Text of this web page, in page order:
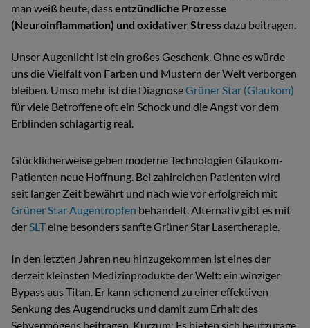
man weiß heute, dassentzündliche Prozesse
(Neuroinflammation) und oxidativer Stressdazu beitragen.
Unser Augenlicht ist ein großes Geschenk. Ohne es würde
uns die Vielfalt von Farben und Mustern der Welt verborgen
bleiben. Umso mehr ist die DiagnoseGrüner Star (Glaukom)
für viele Betroffene oft ein Schock und die Angst vor dem
Erblinden schlagartig real.
Glücklicherweise geben moderne Technologien Glaukom-
Patienten neue Hoffnung. Bei zahlreichen Patienten wird
seit langer Zeit bewährt und nach wie vor erfolgreich mit
Grüner Star Augentropfen behandelt. Alternativ gibt es mit
derSLTeine besonders sanfte Grüner Star Lasertherapie.
In den letzten Jahren neu hinzugekommen ist eines der
derzeit kleinsten Medizinprodukte der Welt: ein winziger
Bypass aus Titan. Er kann schonend zu einer effektiven
Senkung des Augendrucks und damit zum Erhalt des
Sehvermögens beitragen. Kurzum: Es bieten sich heutzutage